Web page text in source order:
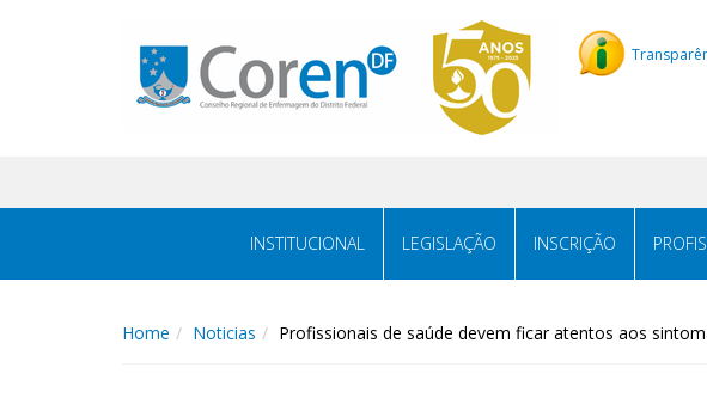
INSTITUCIONAL LEGISLAÇÃO INSCRIÇÃO
Home Noticias Profissionais de saúde devem ficar atentos aos